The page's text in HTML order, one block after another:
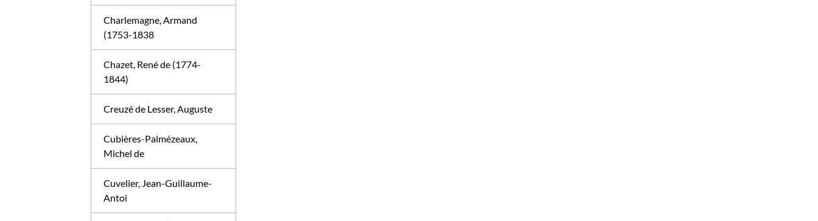
Charlemagne, Armand
(1753-1838
Chazet, René de (1774-
1844)
Creuzé de Lesser, Auguste
Cubières-Palmézeaux,
Michel de
Cuvelier, Jean-Guillaume-
Antoi